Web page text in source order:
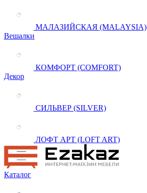
МАЛАЗИЙСКАЯ (MALAYSIA)
Вешалки
КОМФОРТ (COMFORT)
Декор
СИЛЬВЕР (SILVER)
ЛОФТ АРТ (LOFT ART)
Каталог